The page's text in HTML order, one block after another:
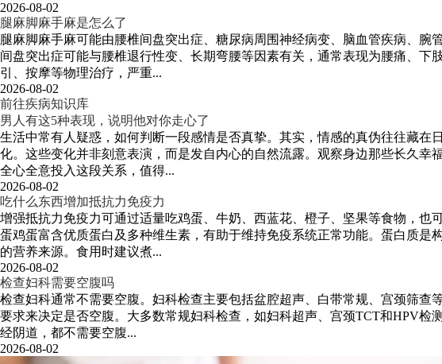
2026-08-02
腿麻脚麻手麻是怎么了
腿麻脚麻手麻可能由腰椎间盘突出症、糖尿病周围神经病变、脑血管疾病、
间盘突出症可能与腰椎退行性变、长期弯腰等因素有关，通常表现为腰痛、
引、按摩等物理治疗，严重...
2026-08-02
前往疾病知识库
男人有这5种表现，说明他对你走心了
生活中常有人疑惑，如何判断一段感情是否真挚。其实，情感的真伪往往藏
化。这些变化并非刻意表演，而是发自内心的自然流露。观察身边那些长久
全心全意投入这段关系，值得...
2026-08-02
吃什么东西增加抵抗力免疫力
增强抵抗力免疫力可通过适量吃鸡蛋、牛奶、西蓝花、橙子、坚果等食物，
蛋鸡蛋富含优质蛋白及多种维生素，有助于维持免疫系统正常功能。蛋白质
的营养来源。食用时建议煮...
2026-08-02
检查妇科需要空腹吗
检查妇科通常不需要空腹。妇科检查主要包括盆腔超声、白带常规、宫颈筛
要求来决定是否空腹。大多数常规妇科检查，如妇科超声、宫颈TCT和HPV
经阴道，都不需要空腹...
2026-08-02